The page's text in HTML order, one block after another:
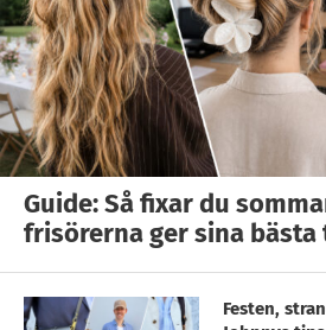
Guide: Så fixar du
frisörerna ger sina bästa
Festen,